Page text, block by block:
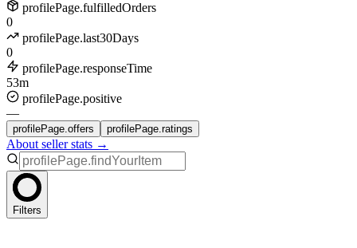
profilePage.fulfilledOrders
0
profilePage.last30Days
0
profilePage.responseTime
53m
profilePage.positive
—
profilePage.offers profilePage.ratings
About seller stats →
Filters